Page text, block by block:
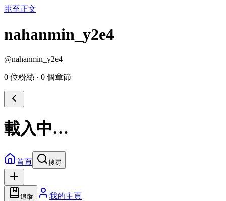
跳至正文
nahanmin_y2e4
@nahanmin_y2e4
0 位粉絲 · 0 個章節
載入中…
首頁 搜尋
追蹤 我的主頁